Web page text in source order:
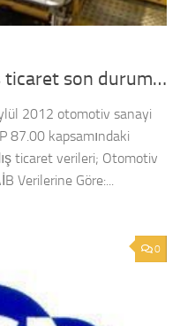
ticaret son durum…
2012 otomotiv sanayi
87.00 kapsamındaki
ticaret verileri; Otomotiv
Verilerine Göre:...
0